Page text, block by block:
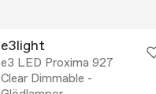
e3light
e3 LED Proxima 927
Clear Dimmable -